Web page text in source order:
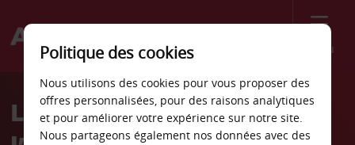
Menu
Welcome
AvisLocation de voiture à
Politique des cookies
Nous utilisons des cookies pour vous proposer des
offres personnalisées, pour des raisons analytiques
et pour améliorer votre expérience sur notre site.
Nous partageons également nos données avec des